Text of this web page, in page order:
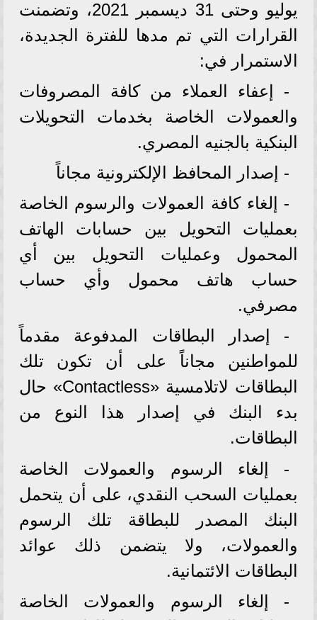
يوليو وحتى 31 ديسمبر 2021، وتضمنت
القرارات التي تم مدها للفترة الجديدة،
الاستمرار في:
- إعفاء العملاء من كافة المصروفات
والعمولات الخاصة بخدمات التحويلات
البنكية بالجنيه المصري.
- إصدار المحافظ الإلكترونية مجاناً
- إلغاء كافة العمولات والرسوم الخاصة
بعمليات التحويل بين حسابات الهاتف
المحمول وعمليات التحويل بين أي
حساب هاتف محمول وأي حساب
مصرفي.
- إصدار البطاقات المدفوعة مقدماً
للمواطنين مجاناً على أن تكون تلك
البطاقات لاتلامسية «Contactless» حال
بدء البنك في إصدار هذا النوع من
البطاقات.
- إلغاء الرسوم والعمولات الخاصة
بعمليات السحب النقدي، على أن يتحمل
البنك المصدر للبطاقة تلك الرسوم
والعمولات، ولا يتضمن ذلك عوائد
البطاقات الائتمانية.
- إلغاء الرسوم والعمولات الخاصة